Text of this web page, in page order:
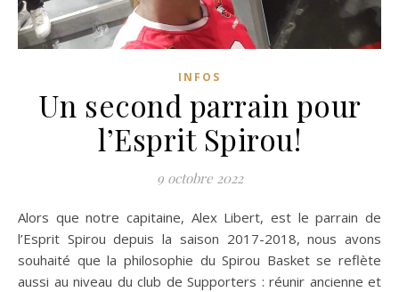
INFOS
Un second parrain pour
l’Esprit Spirou!
9 octobre 2022
Alors que notre capitaine, Alex Libert, est le parrain de
l’Esprit Spirou depuis la saison 2017-2018, nous avons
souhaité que la philosophie du Spirou Basket se reflète
aussi au niveau du club de Supporters : réunir ancienne et